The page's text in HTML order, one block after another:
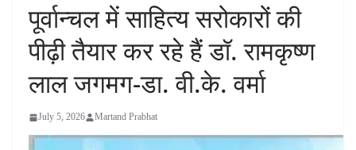
पूर्वान्चल में साहित्य सरोकारों की
पीढ़ी तैयार कर रहे हैं डॉ. रामकृष्ण
लाल जगमग-डा. वी.के. वर्मा
July 5, 2026 Martand Prabhat